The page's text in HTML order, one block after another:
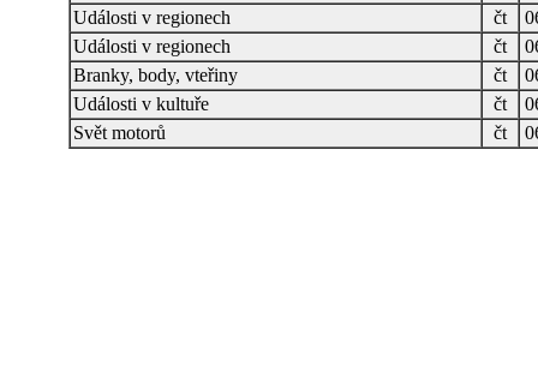
Události v regionech
čt
Události v regionech
čt
Branky, body, vteřiny
čt
Události v kultuře
čt
Svět motorů
čt